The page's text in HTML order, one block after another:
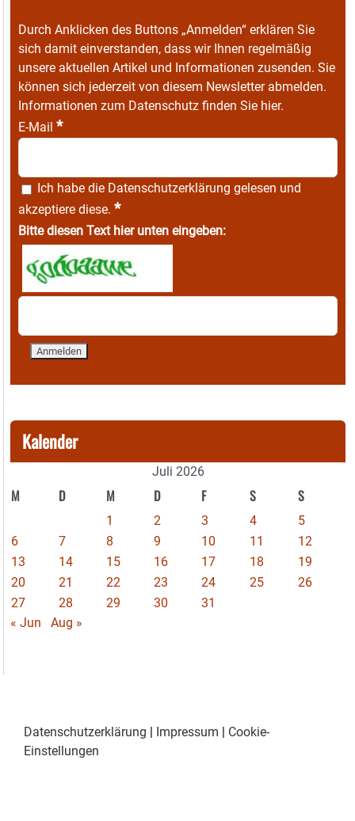
Durch Anklicken des Buttons „Anmelden“ erklären Sie
sich damit einverstanden, dass wir Ihnen regelmäßig
unsere aktuellen Artikel und Informationen zusenden. Sie
können sich jederzeit von diesem Newsletter abmelden.
Informationen zum Datenschutz finden Sie hier.
E-Mail *
Ich habe die Datenschutzerklärung gelesen und
akzeptiere diese. *
Bitte diesen Text hier unten eingeben:
Kalender
Juli 2026
M D M D F S S
1 2 3 4
5
6
7 8 9 10 11
12
13
14 15 16 17 18
19
20
21 22 23 24 25
26
27
28 29 30
31
« Jun
Aug »
Datenschutzerklärung Impressum
Cookie-
Einstellungen